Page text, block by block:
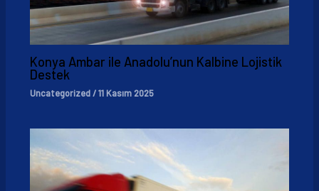
Konya Ambar ile Anadolu’nun Kalbine Lojistik
Destek
Uncategorized/11 Kasım 2025